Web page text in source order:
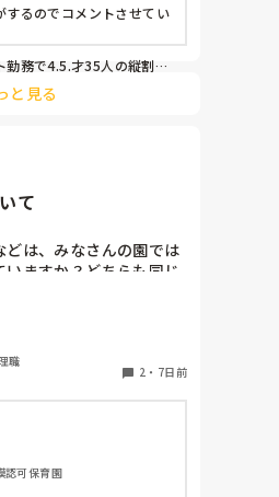
するのでコメントさせてい
勤務で4.5.才35人の縦割り
に座らせて落ち着き、歌
います。
をし、それを5月頃から
る子がいると1人では対応
といることが安全基地と思
え、法的にはクリアして
レッシュしながら頑張り
と見る
て
どは、みなさんの園では
ますか？どちらも同じ
ったため、様式を変え
職
2 ・ 7日前
認可保育園